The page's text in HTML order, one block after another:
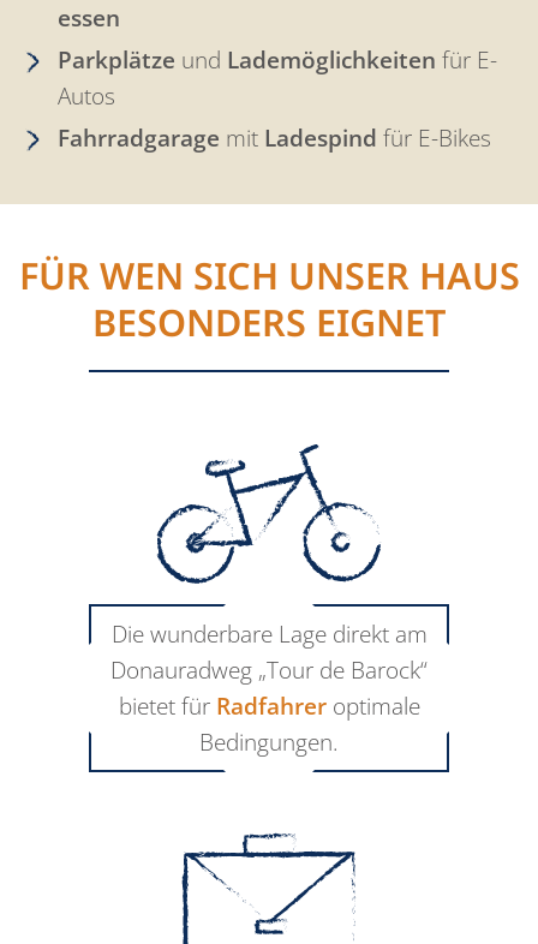
essen
Parkplätze und Lade­mög­lich­keiten für E-
Autos
Fahrradgarage mit Ladespind für E-Bikes
FÜR WEN SICH UNSER HAUS
BESONDERS EIGNET
Die wunderbare Lage direkt am
Donauradweg „Tour de Barock“
bietet für Radfahreroptimale
Bedingungen.